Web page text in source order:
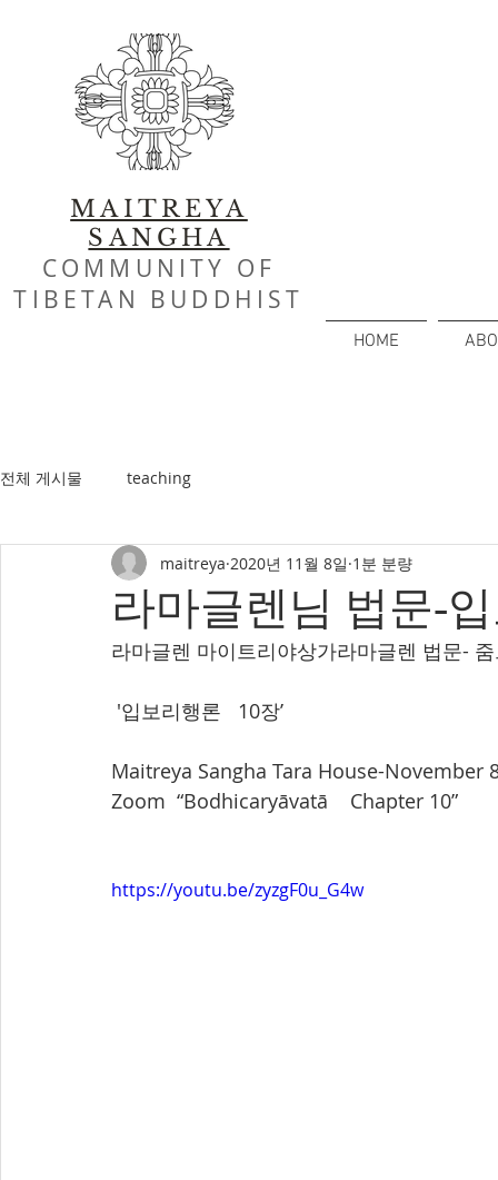
MAITREYA
SANGHA
COMMUNITY OF
TIBETAN BUDDHIST
HOME
전체 게시물 teaching
라마글렌님 법문-
maitreya 2020년 11월 8일 1분 분량
라마글렌 마이트리야상가라마글렌 법문-
'입보리행론   10장’
Maitreya Sangha Tara House-November
Zoom  “Bodhicaryāvatā    Chapter 10”
https://youtu.be/zyzgF0u_G4w